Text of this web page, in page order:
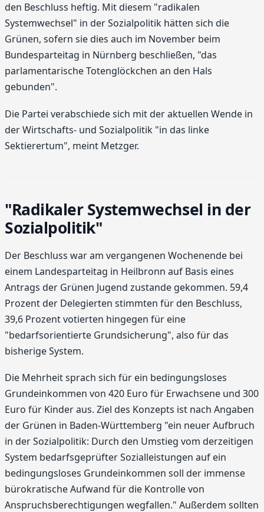
den Beschluss heftig. Mit diesem "radikalen
Systemwechsel" in der Sozialpolitik hätten sich die
Grünen, sofern sie dies auch im November beim
Bundesparteitag in Nürnberg beschließen, "das
parlamentarische Totenglöckchen an den Hals
gebunden".
Die Partei verabschiede sich mit der aktuellen Wende in
der Wirtschafts- und Sozialpolitik "in das linke
Sektierertum", meint Metzger.
"Radikaler Systemwechsel in der
Sozialpolitik"
Der Beschluss war am vergangenen Wochenende bei
einem Landesparteitag in Heilbronn auf Basis eines
Antrags der Grünen Jugend zustande gekommen. 59,4
Prozent der Delegierten stimmten für den Beschluss,
39,6 Prozent votierten hingegen für eine
"bedarfsorientierte Grundsicherung", also für das
bisherige System.
Die Mehrheit sprach sich für ein bedingungsloses
Grundeinkommen von 420 Euro für Erwachsene und 300
Euro für Kinder aus. Ziel des Konzepts ist nach Angaben
der Grünen in Baden-Württemberg "ein neuer Aufbruch
in der Sozialpolitik: Durch den Umstieg vom derzeitigen
System bedarfsgeprüfter Sozialleistungen auf ein
bedingungsloses Grundeinkommen soll der immense
bürokratische Aufwand für die Kontrolle von
Anspruchsberechtigungen wegfallen." Außerdem sollten